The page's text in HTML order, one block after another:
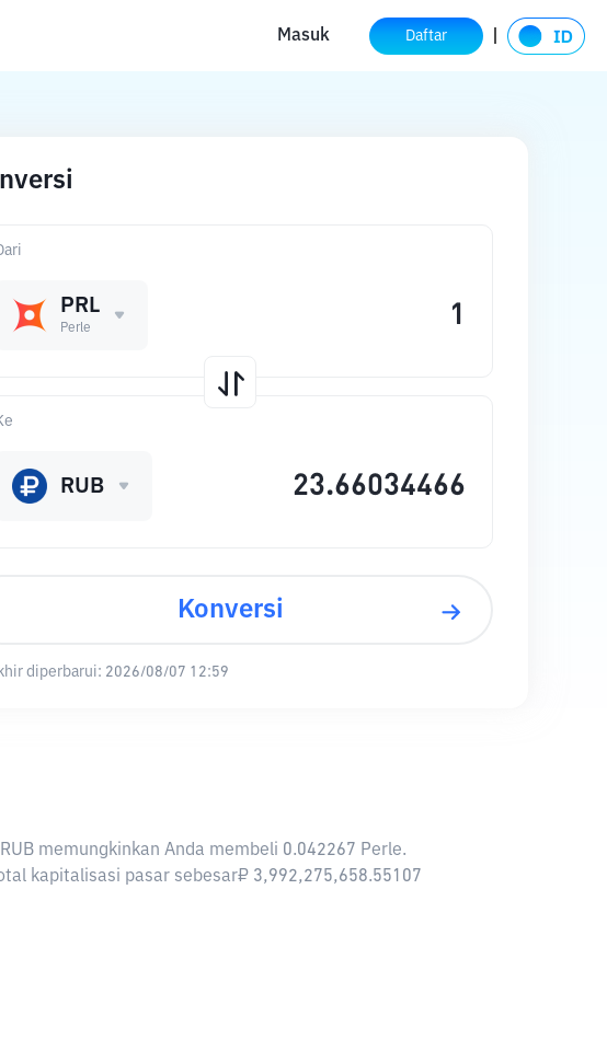
Masuk Daftar
PRL
Perle
RUB
Konversi
diperbarui: 2026/08/07 12:59
memungkinkan Anda membeli 0.042267 Perle.
kapitalisasi pasar sebesar₽ 3,992,275,658.55107